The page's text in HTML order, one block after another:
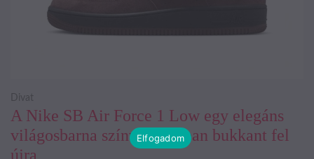
A Nike SB Air Force 1 Low egy elegáns
világosbarna színváltozatban bukkant fel
újra
Divat
Elfogadom